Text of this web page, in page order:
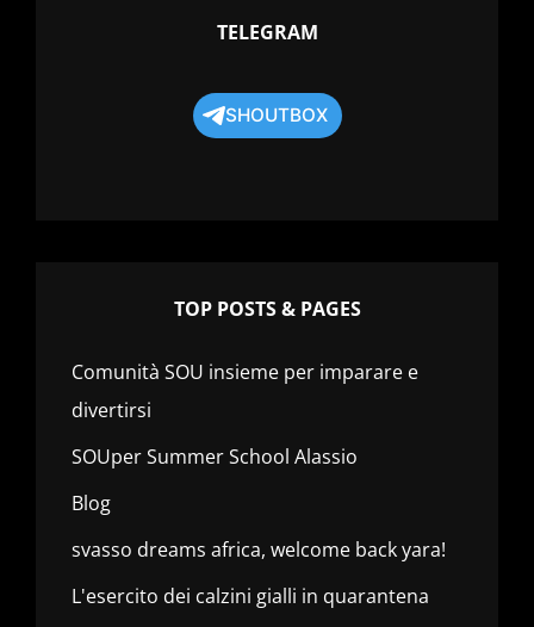
TELEGRAM
SHOUTBOX
TOP POSTS & PAGES
Comunità SOU insieme per imparare e
divertirsi
SOUper Summer School Alassio
Blog
svasso dreams africa, welcome back yara!
L'esercito dei calzini gialli in quarantena